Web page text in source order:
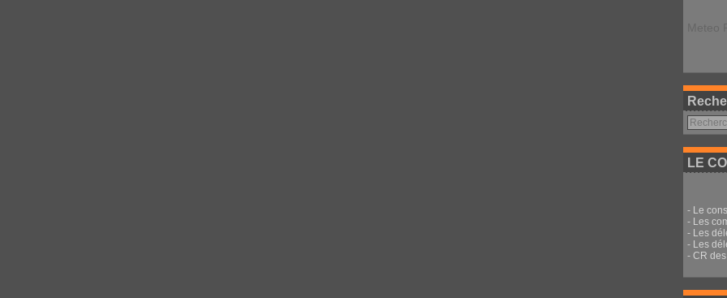
LE
- Le
- Les
- Les
- Les
- CR